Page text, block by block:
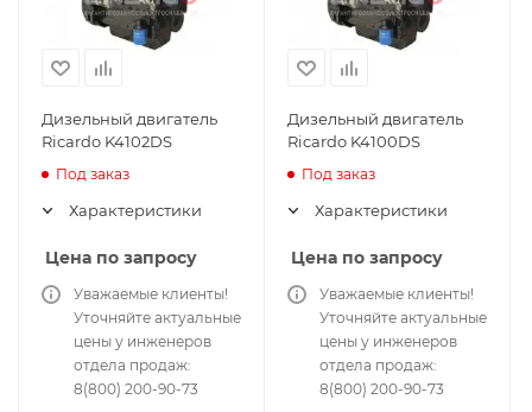
Дизельный двигатель
Ricardo K4102DS
Под заказ
Характеристики
Цена по запросу
Уважаемые клиенты!
Уточняйте актуальные
цены у инженеров
отдела продаж:
8(800) 200-90-73
Дизельный двигатель
Ricardo K4100DS
Под заказ
Характеристики
Цена по запросу
Уважаемые клиенты!
Уточняйте актуальные
цены у инженеров
отдела продаж:
8(800) 200-90-73